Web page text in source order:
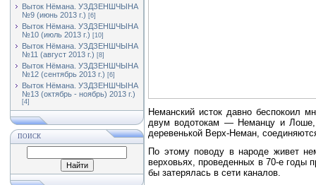
Выток Нёмана. УЗДЗЕНШЧЫНА
№9 (июнь 2013 г.) [6]
Выток Нёмана. УЗДЗЕНШЧЫНА
№10 (июль 2013 г.) [10]
Выток Нёмана. УЗДЗЕНШЧЫНА
№11 (август 2013 г.) [8]
Выток Нёмана. УЗДЗЕНШЧЫНА
№12 (сентябрь 2013 г.) [6]
Выток Нёмана. УЗДЗЕНШЧЫНА
№13 (октябрь - ноябрь) 2013 г.)
[4]
ПОИСК
Неманский исток давно беспокоил
двум водотокам — Неманцу и Лоше,
деревенькой Верх-Неман,
По этому поводу в народе живет
верховьях, проведенных в 70-е годы
бы затерялась в сети каналов.